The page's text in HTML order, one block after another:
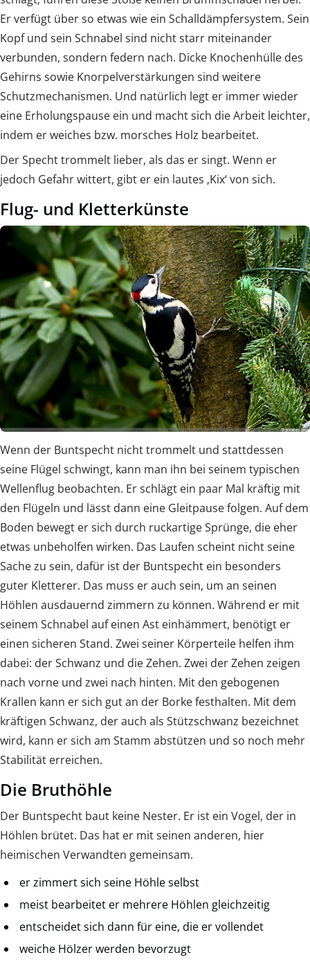
Er verfügt über so etwas wie ein Schalldämpfersystem. Sein
Kopf und sein Schnabel sind nicht starr miteinander
verbunden, sondern federn nach. Dicke Knochenhülle des
Gehirns sowie Knorpelverstärkungen sind weitere
Schutzmechanismen. Und natürlich legt er immer wieder
eine Erholungspause ein und macht sich die Arbeit leichter,
indem er weiches bzw. morsches Holz bearbeitet.
Der Specht trommelt lieber, als das er singt. Wenn er
jedoch Gefahr wittert, gibt er ein lautes ‚Kix‘ von sich.
Flug- und Kletterkünste
Wenn der Buntspecht nicht trommelt und stattdessen
seine Flügel schwingt, kann man ihn bei seinem typischen
Wellenflug beobachten. Er schlägt ein paar Mal kräftig mit
den Flügeln und lässt dann eine Gleitpause folgen. Auf dem
Boden bewegt er sich durch ruckartige Sprünge, die eher
etwas unbeholfen wirken. Das Laufen scheint nicht seine
Sache zu sein, dafür ist der Buntspecht ein besonders
guter Kletterer. Das muss er auch sein, um an seinen
Höhlen ausdauernd zimmern zu können. Während er mit
seinem Schnabel auf einen Ast einhämmert, benötigt er
einen sicheren Stand. Zwei seiner Körperteile helfen ihm
dabei: der Schwanz und die Zehen. Zwei der Zehen zeigen
nach vorne und zwei nach hinten. Mit den gebogenen
Krallen kann er sich gut an der Borke festhalten. Mit dem
kräftigen Schwanz, der auch als Stützschwanz bezeichnet
wird, kann er sich am Stamm abstützen und so noch mehr
Stabilität erreichen.
Die Bruthöhle
Der Buntspecht baut keine Nester. Er ist ein Vogel, der in
Höhlen brütet. Das hat er mit seinen anderen, hier
heimischen Verwandten gemeinsam.
er zimmert sich seine Höhle selbst
meist bearbeitet er mehrere Höhlen gleichzeitig
entscheidet sich dann für eine, die er vollendet
weiche Hölzer werden bevorzugt